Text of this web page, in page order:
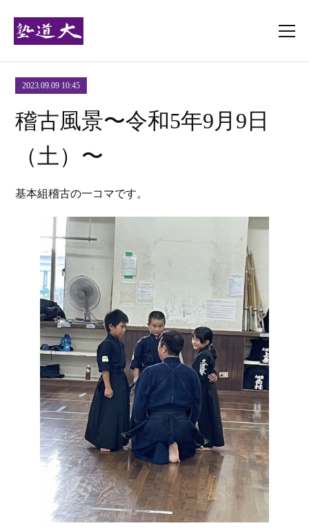
2023.09.09 10:45
稽古風景〜令和5年9月9日
（土）〜
基本組稽古の一コマです。